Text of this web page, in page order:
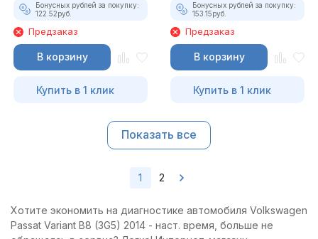
Бонусных рублей за покупку:
122.52руб.
Предзаказ
В корзину
Купить в 1 клик
Бонусных рублей за покупку:
153.15руб.
Предзаказ
В корзину
Купить в 1 клик
Показать все
1 2
Хотите экономить на диагностике автомобиля Volkswagen
Passat Variant B8 (3G5) 2014 - наст. время, больше не